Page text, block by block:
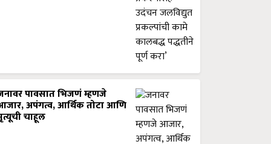
पावसात भिजणं म्हणजे
अपंगत्व, आर्थिक तोटा आणि
चाहूल